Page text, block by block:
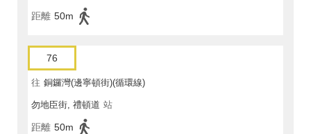
距離 50m
76
往 銅鑼灣(邊寧頓街)(循環線)
勿地臣街, 禮頓道 站
距離 50m